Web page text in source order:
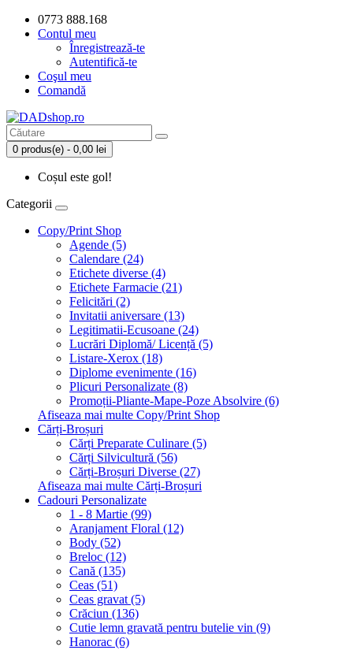
0773 888.168
Contul meu
Înregistrează-te
Autentifică-te
Coşul meu
Comandă
0 produs(e) - 0,00 lei
Coșul este gol!
Categorii
Copy/Print Shop
Agende (5)
Calendare (24)
Etichete diverse (4)
Etichete Farmacie (21)
Felicitări (2)
Invitatii aniversare (13)
Legitimatii-Ecusoane (24)
Lucrări Diplomă/ Licență (5)
Listare-Xerox (18)
Diplome evenimente (16)
Plicuri Personalizate (8)
Promoții-Pliante-Mape-Poze Absolvire (6)
Afiseaza mai multe Copy/Print Shop
Cărți-Broșuri
Cărți Preparate Culinare (5)
Cărți Silvicultură (56)
Cărți-Broșuri Diverse (27)
Afiseaza mai multe Cărți-Broșuri
Cadouri Personalizate
1 - 8 Martie (99)
Aranjament Floral (12)
Body (52)
Breloc (12)
Cană (135)
Ceas (51)
Ceas gravat (5)
Crăciun (136)
Cutie lemn gravată pentru butelie vin (9)
Hanorac (6)